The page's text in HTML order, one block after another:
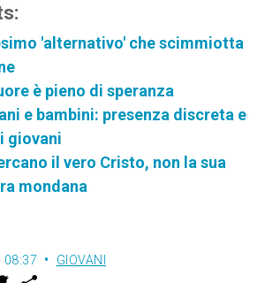
'alternativo' che scimmiotta
è pieno di speranza
e bambini: presenza discreta e
giovani
il vero Cristo, non la sua
mondana
08:37 GIOVANI